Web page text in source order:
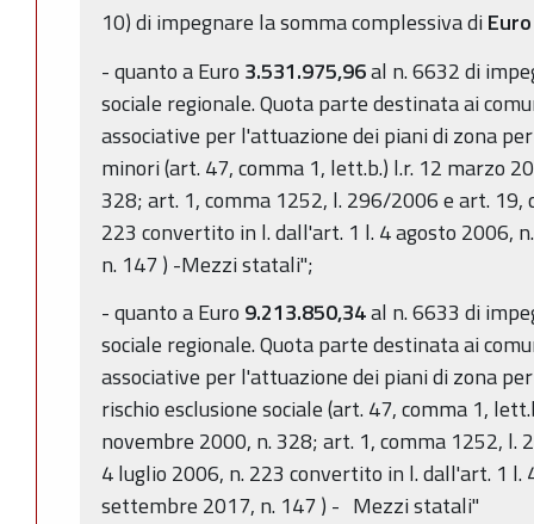
10) di impegnare la somma complessiva di
- quanto a Euro 3.531.975,96al n. 6632 di
sociale regionale. Quota parte destinata ai
associative per l'attuazione dei piani di zona
minori (art. 47, comma 1, lett.b.) l.r. 12 marzo
328; art. 1, comma 1252, l. 296/2006 e art. 19,
223 convertito in l. dall'art. 1 l. 4 agosto 2006,
n. 147 ) -Mezzi statali";
- quanto a Euro 9.213.850,34al n. 6633 di
sociale regionale. Quota parte destinata ai
associative per l'attuazione dei piani di zona
rischio esclusione sociale (art. 47, comma 1,
novembre 2000, n. 328; art. 1, comma 1252, l.
4 luglio 2006, n. 223 convertito in l. dall'art. 1 l.
settembre 2017, n. 147 ) - Mezzi statali"